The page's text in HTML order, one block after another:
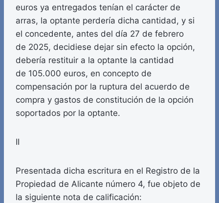
euros ya entregados tenían el carácter de
arras, la optante perdería dicha cantidad, y si
el concedente, antes del día 27 de febrero
de 2025, decidiese dejar sin efecto la opción,
debería restituir a la optante la cantidad
de 105.000 euros, en concepto de
compensación por la ruptura del acuerdo de
compra y gastos de constitución de la opción
soportados por la optante.
II
Presentada dicha escritura en el Registro de la
Propiedad de Alicante número 4, fue objeto de
la siguiente nota de calificación: